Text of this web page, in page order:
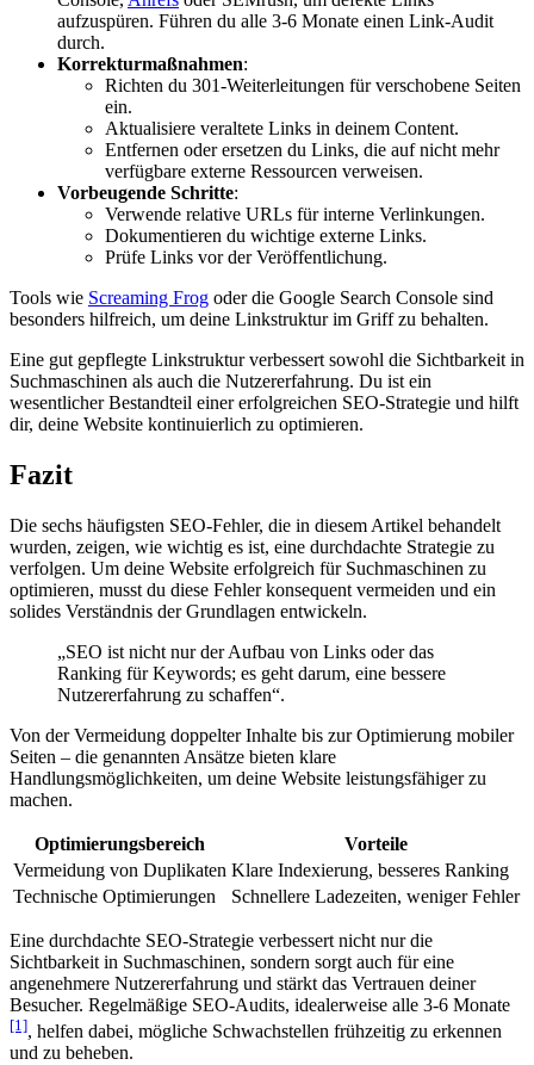
aufzuspüren. Führen du alle 3-6 Monate einen Link-Audit
durch.
Korrekturmaßnahmen:
Richten du 301-Weiterleitungen für verschobene Seiten
ein.
Aktualisiere veraltete Links in deinem Content.
Entfernen oder ersetzen du Links, die auf nicht mehr
verfügbare externe Ressourcen verweisen.
Vorbeugende Schritte:
Verwende relative URLs für interne Verlinkungen.
Dokumentieren du wichtige externe Links.
Prüfe Links vor der Veröffentlichung.
Tools wie Screaming Frog oder die Google Search Console sind
besonders hilfreich, um deine Linkstruktur im Griff zu behalten.
Eine gut gepflegte Linkstruktur verbessert sowohl die Sichtbarkeit in
Suchmaschinen als auch die Nutzererfahrung. Du ist ein
wesentlicher Bestandteil einer erfolgreichen SEO-Strategie und hilft
dir, deine Website kontinuierlich zu optimieren.
Fazit
Die sechs häufigsten SEO-Fehler, die in diesem Artikel behandelt
wurden, zeigen, wie wichtig es ist, eine durchdachte Strategie zu
verfolgen. Um deine Website erfolgreich für Suchmaschinen zu
optimieren, musst du diese Fehler konsequent vermeiden und ein
solides Verständnis der Grundlagen entwickeln.
„SEO ist nicht nur der Aufbau von Links oder das
Ranking für Keywords; es geht darum, eine bessere
Nutzererfahrung zu schaffen“.
Von der Vermeidung doppelter Inhalte bis zur Optimierung mobiler
Seiten – die genannten Ansätze bieten klare
Handlungsmöglichkeiten, um deine Website leistungsfähiger zu
machen.
Optimierungsbereich
Vorteile
Vermeidung von Duplikaten Klare Indexierung, besseres Ranking
Technische Optimierungen
Schnellere Ladezeiten, weniger Fehler
Eine durchdachte SEO-Strategie verbessert nicht nur die
Sichtbarkeit in Suchmaschinen, sondern sorgt auch für eine
angenehmere Nutzererfahrung und stärkt das Vertrauen deiner
Besucher. Regelmäßige SEO-Audits, idealerweise alle 3-6 Monate
[1], helfen dabei, mögliche Schwachstellen frühzeitig zu erkennen
und zu beheben.